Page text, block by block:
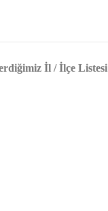
İl / İlçe Listesi